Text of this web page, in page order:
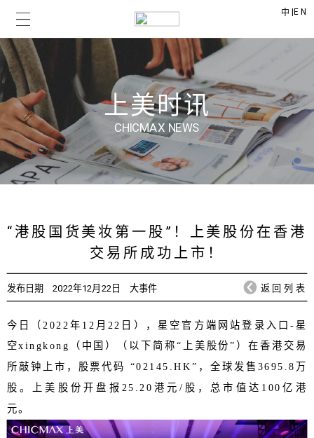
中 |EN
上美时讯
CHICMAX NEWS
“港股国货美妆第一股”！上美股份在香港
交易所成功上市！
发布日期 2022年12月22日 大事件 返回列表
今日（2022年12月22日），星空官方端网站登录入口-星
空xingkong（中国）（以下简称“上美股份”）在香港交易
所敲钟上市，股票代码 “02145.HK”，全球发售3695.8万
股。上美股份开盘报25.20港元/股，总市值达100亿港
元。